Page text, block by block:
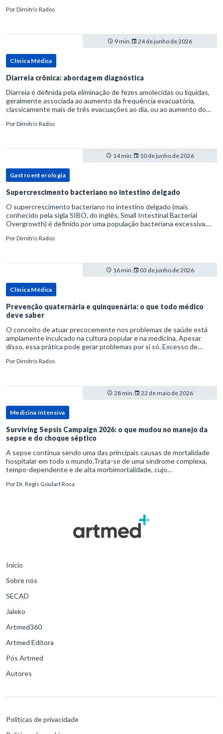
refluxo gastr
PorDimitris Rados
9 min. 24 de junho de 2026
Clínica Médica
Diarreia crônica: abordagem diagnóstica
Diarreia é definida pela eliminação de fezes amolecidas ou líquidas,
geralmente associada ao aumento da frequência evacuatória,
classicamente mais de três evacuações ao dia, ou ao aumento do
PorDimitris Rados
14 min. 10 de junho de 2026
Gastroenterologia
Supercrescimento bacteriano no intestino delgado
O supercrescimento bacteriano no intestino delgado (mais
conhecido pela sigla SIBO, do inglês, Small Intestinal Bacterial
Overgrowth) é definido por uma população bacteriana excessiva.
PorDimitris Rados
16 min. 03 de junho de 2026
Clínica Médica
Prevenção quaternária e quinquenária: o que todo médico
deve saber
O conceito de atuar precocemente nos problemas de saúde está
amplamente inculcado na cultura popular e na medicina. Apesar
disso, essa prática pode gerar problemas por si só. Excesso de
PorDimitris Rados
28 min. 22 de maio de 2026
Medicina Intensiva
Surviving Sepsis Campaign 2026: o que mudou no manejo da
sepse e do choque séptico
A sepse continua sendo uma das principais causas de mortalidade
hospitalar em todo o mundo.Trata-se de uma síndrome complexa,
tempo-dependente e de alta morbimortalidade, cujo
para o desfe
PorDr. Regis Goulart Rosa
Início
Sobre nós
SECAD
Jaleko
Artmed360
Artmed Editora
Pós Artmed
Autores
Políticas de privacidade